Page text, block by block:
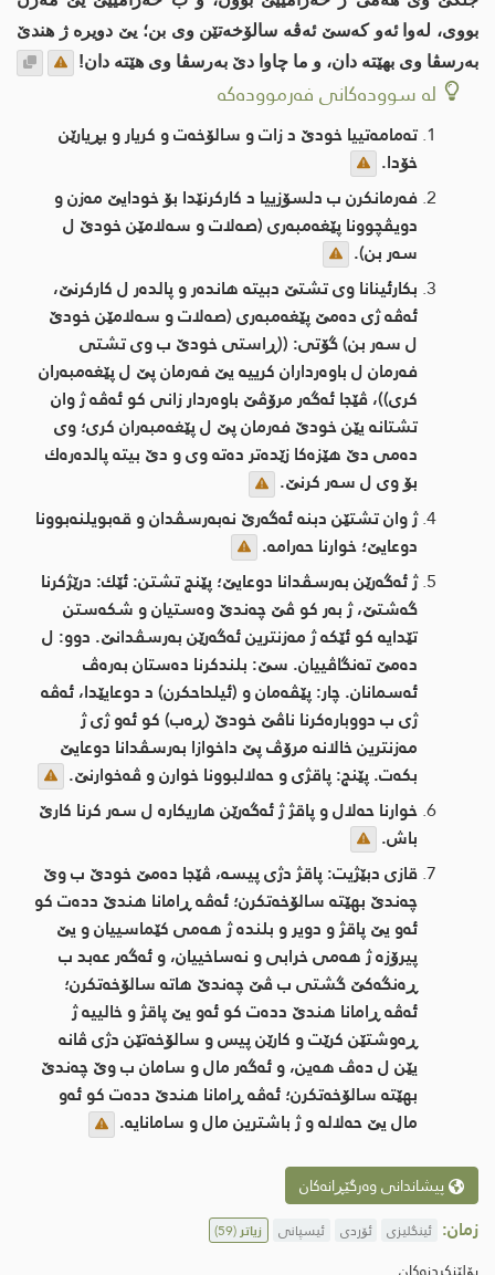
بووی، له‌وا ئه‌و كه‌سێ ئه‌ڤه‌ سالۆخه‌تێن وی بن؛ یێ دویره‌ ژ هندێ
به‌رسڤا وی بهێته‌ دان، و ما چاوا دێ به‌رسڤا وی هێته‌ دان!
لە سوودەکانی فەرموودەکە
ته‌مامه‌تییا خودێ د زات و سالۆخه‌ت و كریار و بڕیارێن
خۆدا.
فه‌رمانكرن ب دلسۆزییا د كاركرنێدا بۆ خودایێ مه‌زن و
دویڤچوونا پێغه‌مبه‌ری (صه‌لات و سه‌لامێن خودێ ل
سه‌ر بن).
بكارئینانا وی تشتێ دبیته‌ هانده‌ر و پالده‌ر ل كاركرنێ،
ئه‌ڤه‌ ژی ده‌مێ پێغه‌مبه‌ری (صه‌لات و سه‌لامێن خودێ
ل سه‌ر بن) گۆتی: ((ڕاستی خودێ ب وی تشتی
فەرمان ل باوەرداران کرییە یێ فەرمان پێ ل پێغەمبەران
کری))، ڤێجا ئه‌گه‌ر مرۆڤێ باوه‌ردار زانی كو ئه‌ڤه‌ ژ وان
تشتانه‌ یێن خودێ فه‌رمان پێ ل پێغه‌مبه‌ران كری؛ وی
ده‌می دێ هێزه‌كا زێده‌تر ده‌ته‌ وی و دێ بیته‌ پالده‌ره‌ك
بۆ وی ل سه‌ر كرنێ.
ژ وان تشتێن دبنه‌ ئه‌گه‌رێ نەبه‌رسڤدان و قه‌بویلنەبوونا
دوعایێ؛ خوارنا حه‌رامه‌.
ژ ئه‌گه‌رێن به‌رسڤدانا دوعایێ؛ پێنج تشتن: ئێك: درێژكرنا
گه‌شتێ، ژ به‌ر كو ڤێ چه‌ندێ وه‌ستیان و شكه‌ستن
تێدایه‌ كو ئێكه‌ ژ مه‌زنترین ئه‌گه‌رێن به‌رسڤدانێ. دوو: ل
ده‌مێ ته‌نگاڤییان. سێ: بلندكرنا ده‌ستان به‌ره‌ڤ
ئه‌سمانان. چار: پێڤه‌مان و (ئیلحاحكرن) د دوعایێدا، ئه‌ڤه‌
ژی ب دووباره‌كرنا ناڤێ خودێ (ڕه‌ب) كو ئه‌و ژی ژ
مه‌زنترین خالانه‌ مرۆڤ پێ داخوازا به‌رسڤدانا دوعایێ
بكه‌ت. پێنج: پاقژی و حه‌لالبوونا خوارن و ڤه‌خوارنێ.
خوارنا حه‌لال و پاقژ ژ ئه‌گه‌رێن هاریكاره‌ ل سه‌ر كرنا كارێ
باش.
قازی دبێژیت: پاقژ دژی پیسه‌، ڤێجا ده‌مێ خودێ ب وێ
چه‌ندێ بهێته‌ سالۆخه‌تكرن؛ ئه‌ڤه‌ ڕامانا هندێ دده‌ت كو
ئه‌و یێ پاقژ و دویر و بلنده‌ ژ هه‌می كێماسییان و یێ
پیرۆزه‌ ژ هه‌می خرابی و نه‌ساخییان، و ئه‌گه‌ر عه‌بد ب
ڕه‌نگه‌كێ گشتی ب ڤێ چه‌ندێ هاته‌ سالۆخه‌تكرن؛
ئه‌ڤه‌ ڕامانا هندێ دده‌ت كو ئه‌و یێ پاقژ و خالییه‌ ژ
ڕه‌وشتێن كرێت و كارێن پیس و سالۆخه‌تێن دژی ڤانه‌
یێن ل ده‌ڤ هه‌ین، و ئه‌گه‌ر مال و سامان ب وێ چه‌ندێ
بهێته‌ سالۆخه‌تكرن؛ ئه‌ڤه‌ ڕامانا هندێ دده‌ت كو ئه‌و
مال یێ حه‌لاله‌ و ژ باشترین مال و سامانایه‌.
پیشاندانی وەرگێڕانەکان
زمان: ئینگلیزی ئۆردی ئیسپانی زیاتر(59)